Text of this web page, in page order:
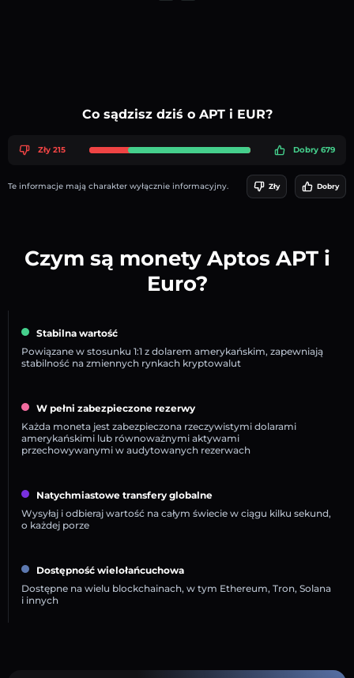
Co sądzisz dziś o APT i EUR?
Zły 215 Dobry 679
Te informacje mają charakter wyłącznie informacyjny. Zły Dobry
Czym są monety Aptos APT i
Euro?
Stabilna wartość
Powiązane w stosunku 1:1 z dolarem amerykańskim, zapewniają
stabilność na zmiennych rynkach kryptowalut
W pełni zabezpieczone rezerwy
Każda moneta jest zabezpieczona rzeczywistymi dolarami
amerykańskimi lub równoważnymi aktywami
przechowywanymi w audytowanych rezerwach
Natychmiastowe transfery globalne
Wysyłaj i odbieraj wartość na całym świecie w ciągu kilku sekund,
o każdej porze
Dostępność wielołańcuchowa
Dostępne na wielu blockchainach, w tym Ethereum, Tron, Solana
i innych